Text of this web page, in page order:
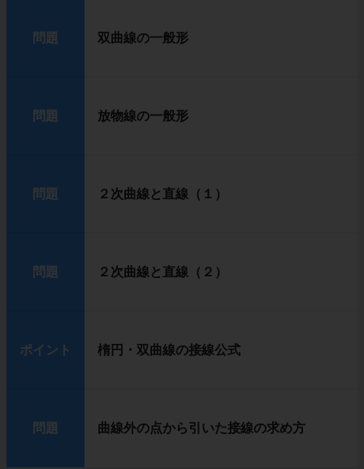
問題 双曲線の一般形
問題 放物線の一般形
問題 ２次曲線と直線（１）
問題 ２次曲線と直線（２）
ポイント 楕円・双曲線の接線公式
問題 曲線外の点から引いた接線の求め方